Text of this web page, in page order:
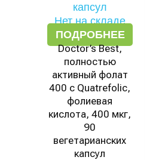
Нет на складе
ПОДРОБНЕЕ
Doctor’s Best,
полностью
активный фолат
400 с Quatrefolic,
фолиевая
кислота, 400 мкг,
90
вегетарианских
капсул